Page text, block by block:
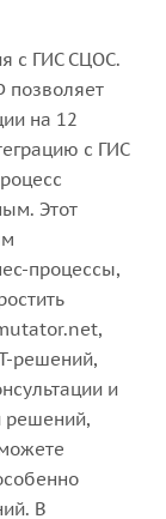
с ГИС СЦОС.
позволяет
на 12
с ГИС
Этот
процессы,
решений,
и
решений,
В